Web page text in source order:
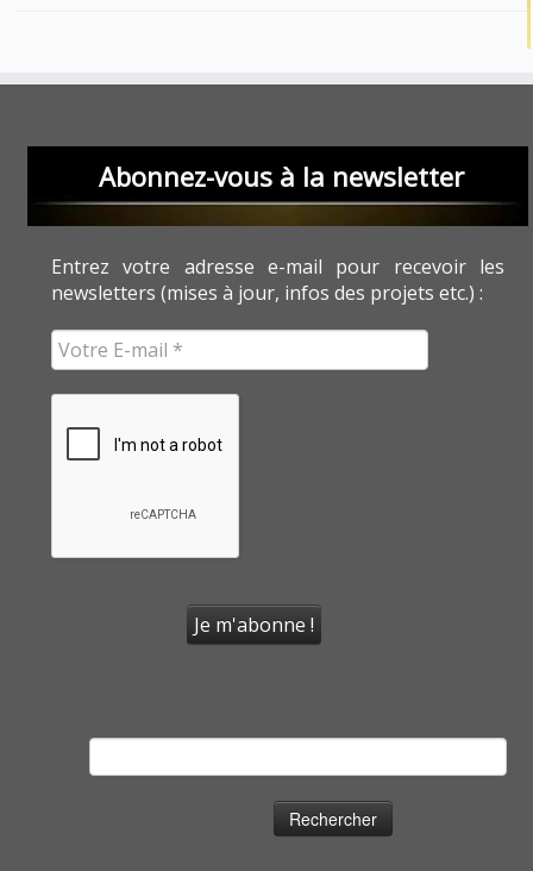
Abonnez-vous à la newsletter
Entrez votre adresse e-mail pour recevoir les
newsletters (mises à jour, infos des projets etc.) :